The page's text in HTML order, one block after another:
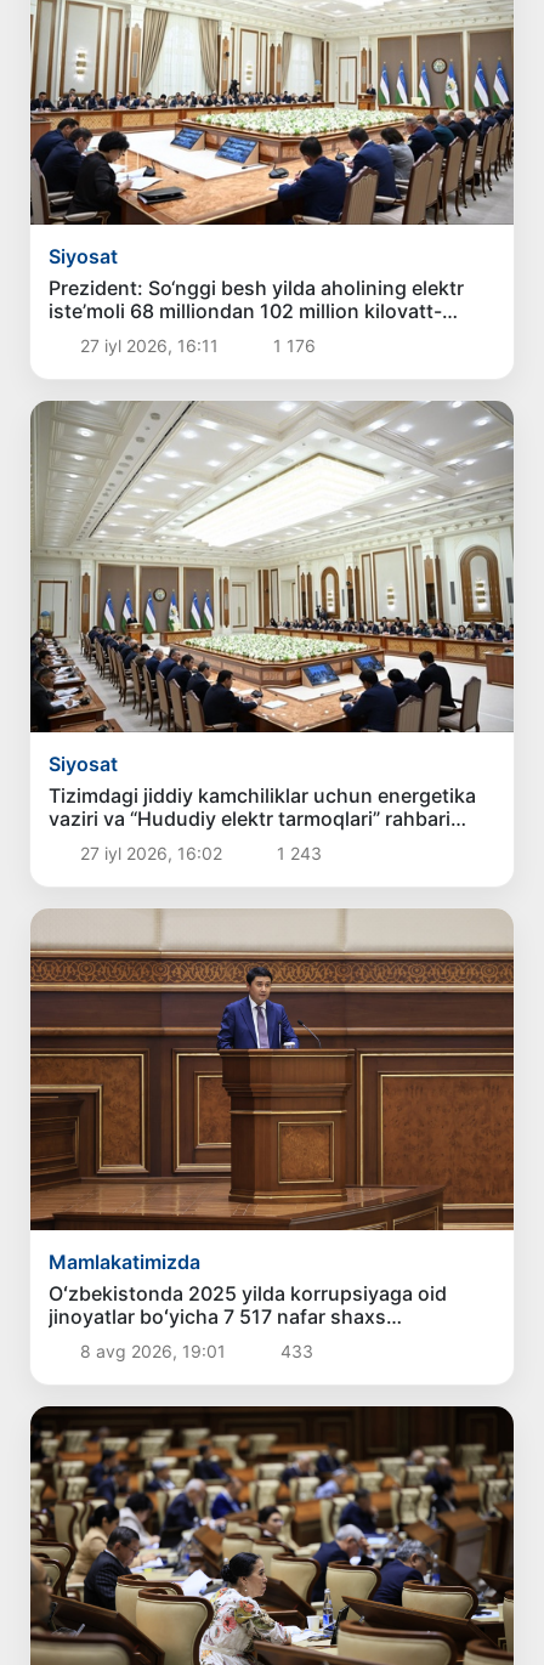
Siyosat
Prezident: So‘nggi besh yilda aholining elektr
iste’moli 68 milliondan 102 million kilovatt-
soatga, ya’ni 1,5 karra oshgan
27 iyl 2026, 16:11 1 176
Siyosat
Tizimdagi jiddiy kamchiliklar uchun energetika
vaziri va “Hududiy elektr tarmoqlari” rahbari
lavozimidan ozod etilgani aytildi
27 iyl 2026, 16:02 1 243
Mamlakatimizda
Oʻzbekistonda 2025 yilda korrupsiyaga oid
jinoyatlar boʻyicha 7 517 nafar shaxs
javobgarlikka tortilgan
8 avg 2026, 19:01 433